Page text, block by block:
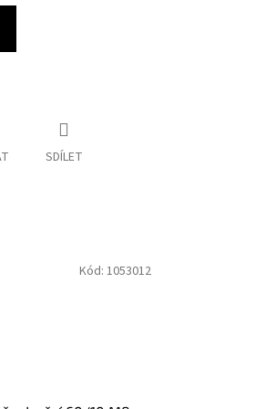
SDÍLET
Kód: 1053012